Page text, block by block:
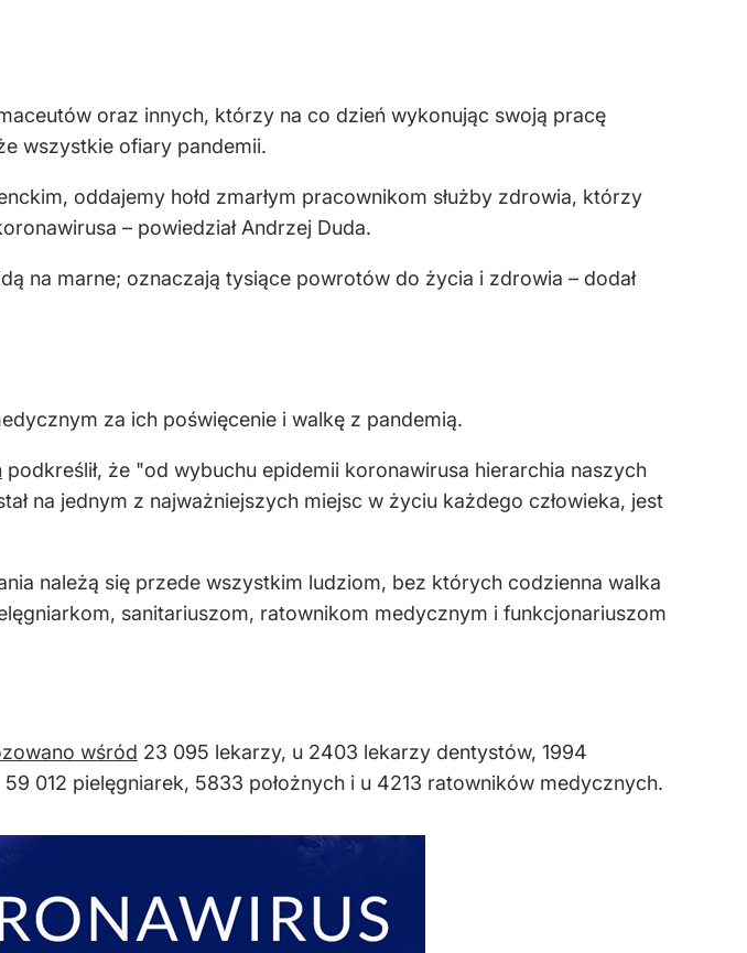
oraz innych, którzy na co dzień wykonując swoją pracę
wszystkie ofiary pandemii.
oddajemy hołd zmarłym pracownikom służby zdrowia, którzy
– powiedział Andrzej Duda.
na marne; oznaczają tysiące powrotów do życia i zdrowia – dodał
za ich poświęcenie i walkę z pandemią.
podkreślił, że "od wybuchu epidemii koronawirusa hierarchia naszych
na jednym z najważniejszych miejsc w życiu każdego człowieka, jest
należą się przede wszystkim ludziom, bez których codzienna walka
sanitariuszom, ratownikom medycznym i funkcjonariuszom
wśród 23 095 lekarzy, u 2403 lekarzy dentystów, 1994
012 pielęgniarek, 5833 położnych i u 4213 ratowników medycznych.